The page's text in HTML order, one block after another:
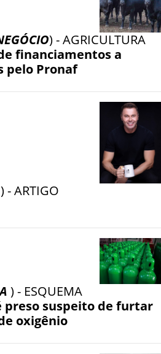
) - AGRICULTURA
financiamentos a
pelo Pronaf
) - ARTIGO
) - ESQUEMA
preso suspeito de furtar
oxigênio